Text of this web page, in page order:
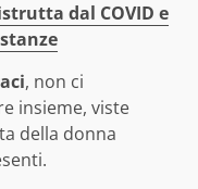
dal COVID e
, non ci
insieme, viste
della donna